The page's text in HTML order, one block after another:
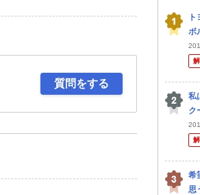
質問をする
ボ
具
私
ク
体
希
思